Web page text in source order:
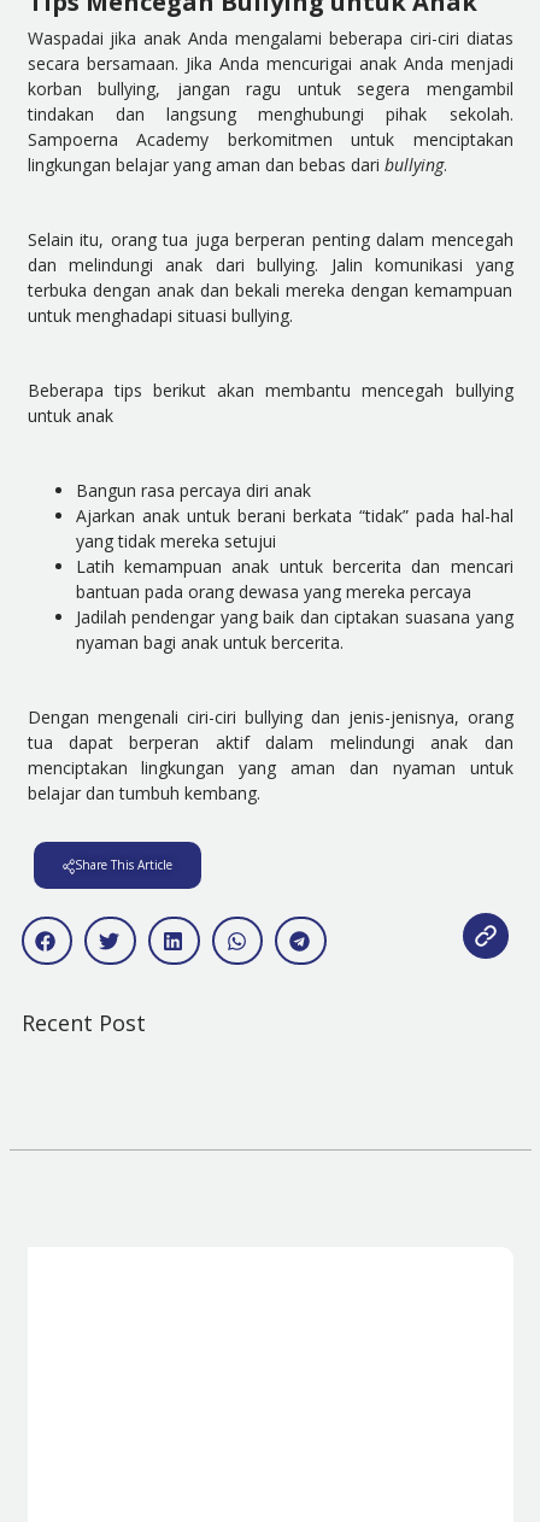
Waspadai jika anak Anda mengalami beberapa ciri-ciri diatas
secara bersamaan. Jika Anda mencurigai anak Anda menjadi
korban bullying, jangan ragu untuk segera mengambil
tindakan dan langsung menghubungi pihak sekolah.
Sampoerna Academy berkomitmen untuk menciptakan
lingkungan belajar yang aman dan bebas dari bullying.
Selain itu, orang tua juga berperan penting dalam mencegah
dan melindungi anak dari bullying. Jalin komunikasi yang
terbuka dengan anak dan bekali mereka dengan kemampuan
untuk menghadapi situasi bullying.
Beberapa tips berikut akan membantu mencegah bullying
untuk anak
Bangun rasa percaya diri anak
Ajarkan anak untuk berani berkata “tidak” pada hal-hal
yang tidak mereka setujui
Latih kemampuan anak untuk bercerita dan mencari
bantuan pada orang dewasa yang mereka percaya
Jadilah pendengar yang baik dan ciptakan suasana yang
nyaman bagi anak untuk bercerita.
Dengan mengenali ciri-ciri bullying dan jenis-jenisnya, orang
tua dapat berperan aktif dalam melindungi anak dan
menciptakan lingkungan yang aman dan nyaman untuk
belajar dan tumbuh kembang.
Share This Article
Recent Post